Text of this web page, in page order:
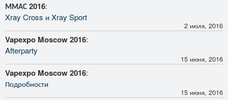
ММАС 2016:
Xray Cross и Xray Sport
2 июля, 2016
Vapexpo Moscow 2016:
Afterparty
15 июня, 2016
Vapexpo Moscow 2016:
Подробности
15 июня, 2016